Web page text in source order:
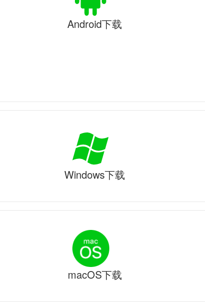
Android下载
Windows下载
macOS下载